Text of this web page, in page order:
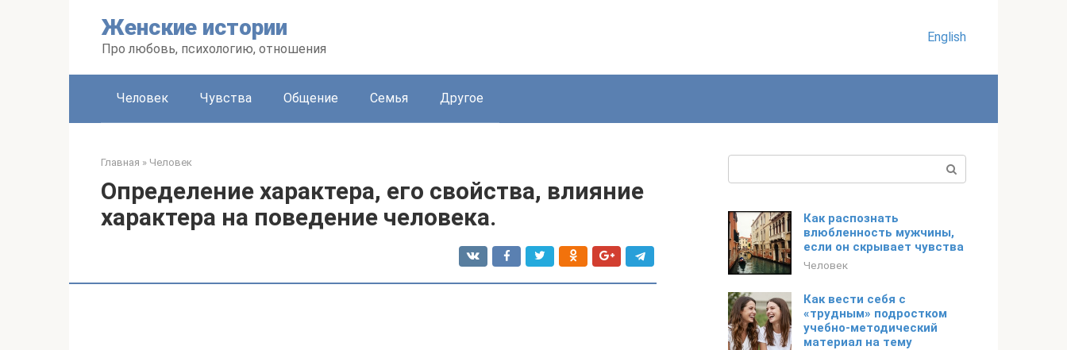
Женские истории
Про любовь, психологию, отношения
English
Человек Чувства Общение Семья Другое
Главная » Человек
Определение характера, его свойства, влияние
характера на поведение человека.
Как распознать
влюбленность мужчины,
если он скрывает чувства
Человек
Как вести себя с
«трудным» подростком
учебно-методический
материал на тему